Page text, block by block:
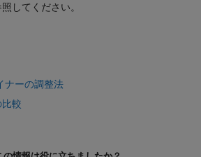
照してください。
ナーの調整法
較